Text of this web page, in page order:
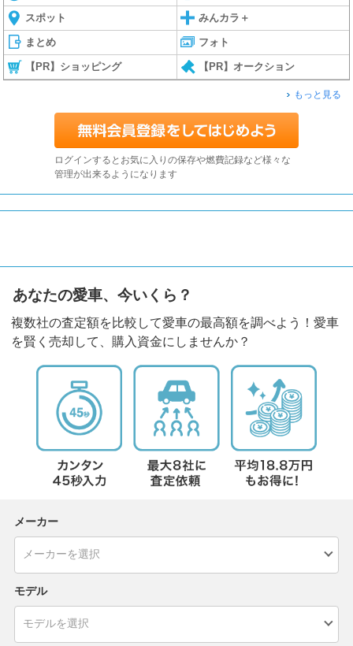
スポット みんカラ＋
まとめ フォト
【PR】ショッピング 【PR】オークション
もっと見る
ログインするとお気に入りの保存や燃費記録など様々な
管理が出来るようになります
あなたの愛車、今いくら？
複数社の査定額を比較して愛車の最高額を調べよう！愛車
を賢く売却して、購入資金にしませんか？
メーカー
モデル